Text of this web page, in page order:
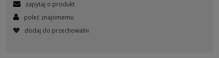
zapytaj o produkt
poleć znajomemu
dodaj do przechowalni